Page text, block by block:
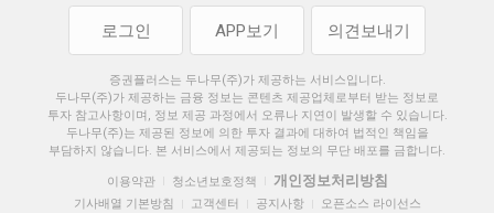
로그인 APP보기 의견보내기
증권플러스는 두나무(주)가 제공하는 서비스입니다.
두나무(주)가 제공하는 금융 정보는 콘텐츠 제공업체로부터 받는 정보로
투자 참고사항이며, 정보 제공 과정에서 오류나 지연이 발생할 수 있습니다.
두나무(주)는 제공된 정보에 의한 투자 결과에 대하여 법적인 책임을
부담하지 않습니다. 본 서비스에서 제공되는 정보의 무단 배포를 금합니다.
이용약관 청소년보호정책 개인정보처리방침
기사배열 기본방침 고객센터 공지사항
오픈소스 라이선스